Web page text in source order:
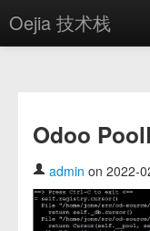
Oejia 技术栈
方案
OE学院
分享
Odoo
admin on 2022-